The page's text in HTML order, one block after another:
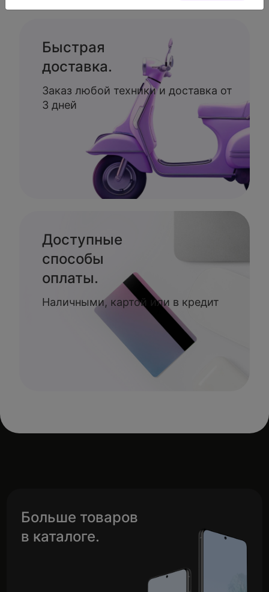
Быстрая
доставка.
Заказ любой техники и доставка от
3 дней
Доступные
способы
оплаты.
Наличными, картой или в кредит
Больше товаров
в каталоге.